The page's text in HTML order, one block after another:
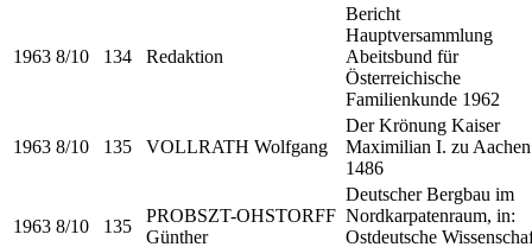
1963 8/10 134 Redaktion
Bericht
Hauptversammlung
Abeitsbund für
Österreichische
Familienkunde 1962
1963 8/10 135 VOLLRATH Wolfgang
Der Krönung Kaiser
Maximilian I. zu Aachen
1486
1963 8/10 135
PROBSZT-OHSTORFF
Günther
Deutscher Bergbau im
Nordkarpatenraum, in:
Ostdeutsche